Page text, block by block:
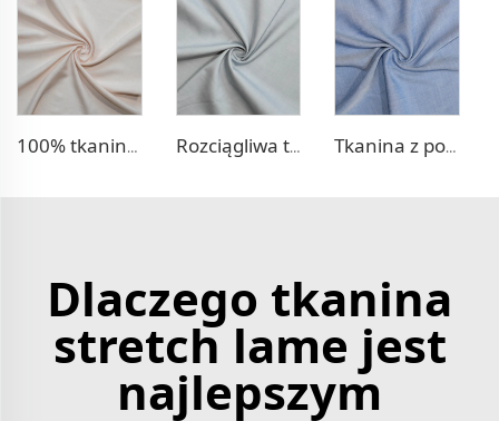
100% tkanina Lyocell podobna do leniwej na sukienkę Rozciągliwa tkanina podobna do dzianiny TR Tkanina z polioliocellu przypominająca denim
Dlaczego tkanina
stretch lame jest
najlepszym